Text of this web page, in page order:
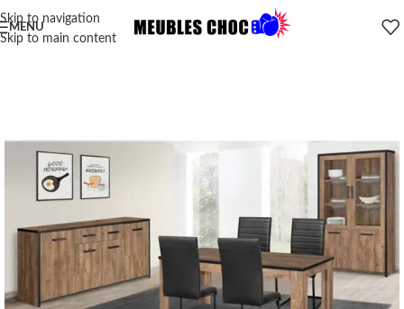
Skip to navigation
Skip to main content
MENU